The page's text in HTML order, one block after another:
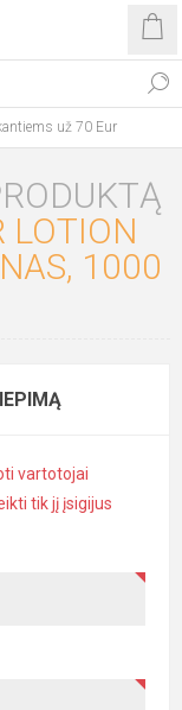
už 70 Eur
LOTION
1000
vartotojai
tik jį įsigijus